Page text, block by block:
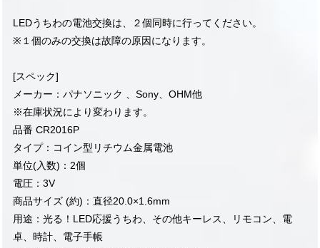
LEDうちわの電池交換は、２個同時に行ってください。
※１個のみの交換は故障の原因になります。
[スペック]
メーカー：パナソニック 、Sony、OHM他
※在庫状況により変わります。
品番 CR2016P
タイプ：コイン型リチウム金属電池
単位(入数)：2個
電圧：3V
商品サイズ (約)：直径20.0×1.6mm
用途：光る！LED応援うちわ、その他キーレス、リモコン、電
卓、時計、電子手帳